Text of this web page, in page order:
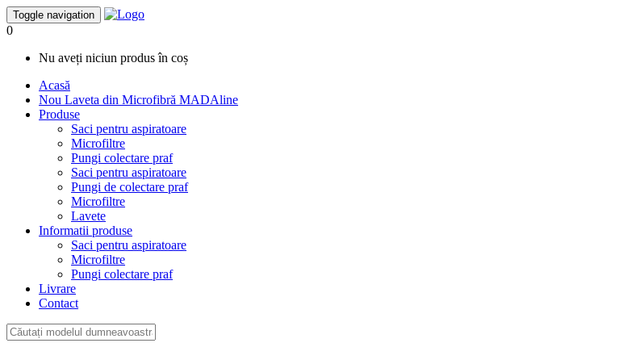
Toggle navigation
0
Nu aveți niciun produs în coș
Acasă
Nou Laveta din Microfibră MADAline
Produse
Saci pentru aspiratoare
Microfiltre
Pungi colectare praf
Saci pentru aspiratoare
Pungi de colectare praf
Microfiltre
Lavete
Informatii produse
Saci pentru aspiratoare
Microfiltre
Pungi colectare praf
Livrare
Contact